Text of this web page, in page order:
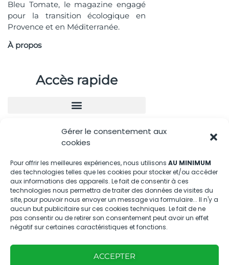
Gérer le consentement aux
cookies
Pour offrir les meilleures expériences, nous utilisons AU MINIMUM
des technologies telles que les cookies pour stocker et/ou accéder
aux informations des appareils. Le fait de consentir à ces
technologies nous permettra de traiter des données de visites du
site, pour pouvoir nous envoyer un message via formulaire... Il n'y a
aucun but publicitaire sur ces cookies techniques. Le fait de ne
pas consentir ou de retirer son consentement peut avoir un effet
négatif sur certaines caractéristiques et fonctions.
ACCEPTER
Bleu Tomate, le magazine engagé
pour la transition écologique en
Provence et en Méditerranée.
À propos
Accès rapide
Nous contacter
04.88.08.75.28
contactBT@bleu-tomate.fr
Kit média
Kit média Bleu Tomate
Nous suivre